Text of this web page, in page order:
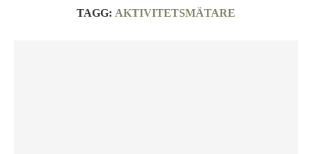
TAGG: AKTIVITETSMÄTARE